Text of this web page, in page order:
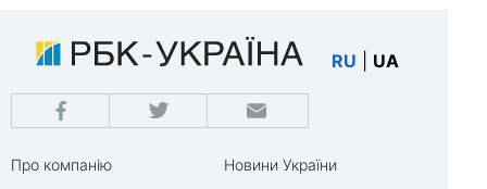
RU UA
Про компанію
Новини України